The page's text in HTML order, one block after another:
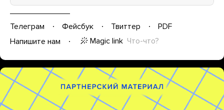
Телеграм Фейсбук Твиттер
PDF
Напишите нам
Magic link Что-что?